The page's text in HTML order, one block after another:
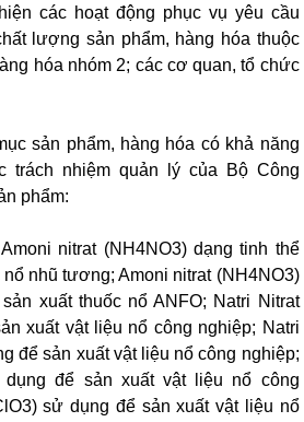
các hoạt động phục vụ yêu cầu
lượng sản phẩm, hàng hóa thuộc
hóa nhóm 2; các cơ quan, tổ chức
sản phẩm, hàng hóa có khả năng
trách nhiệm quản lý của Bộ Công
phẩm:
nitrat (NH4NO3) dạng tinh thể
nhũ tương; Amoni nitrat (NH4NO3)
xuất thuốc nổ ANFO; Natri Nitrat
xuất vật liệu nổ công nghiệp; Natri
để sản xuất vật liệu nổ công nghiệp;
dụng để sản xuất vật liệu nổ công
sử dụng để sản xuất vật liệu nổ